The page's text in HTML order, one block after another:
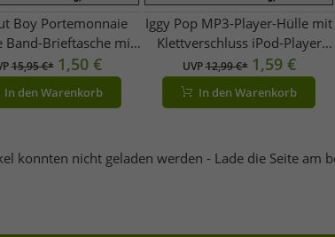
Boy Portemonnaie
Band-Brieftasche mit
Motiv Gothic-Style
Schwarz/Grau
15,95 €* 1,50 €
In den Warenkorb
Iggy Pop MP3-Player-Hülle mit
Klettverschluss iPod-Player
11x7x1,5 cm MP3-Schutz Fan-
Zubehör Schwarz/Rot
UVP12,99 €* 1,59 €
In den Warenkorb
konnten nicht geladen werden - Lade die Seite am